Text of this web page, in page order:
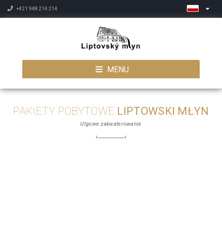
+421 948 214 214
MENU
PAKIETY POBYTOWE LIPTOWSKI MŁYN
Ulgowe zakwaterowanie